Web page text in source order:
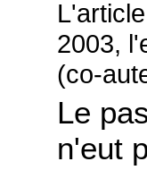
2003,
(co-
Le
n'eut